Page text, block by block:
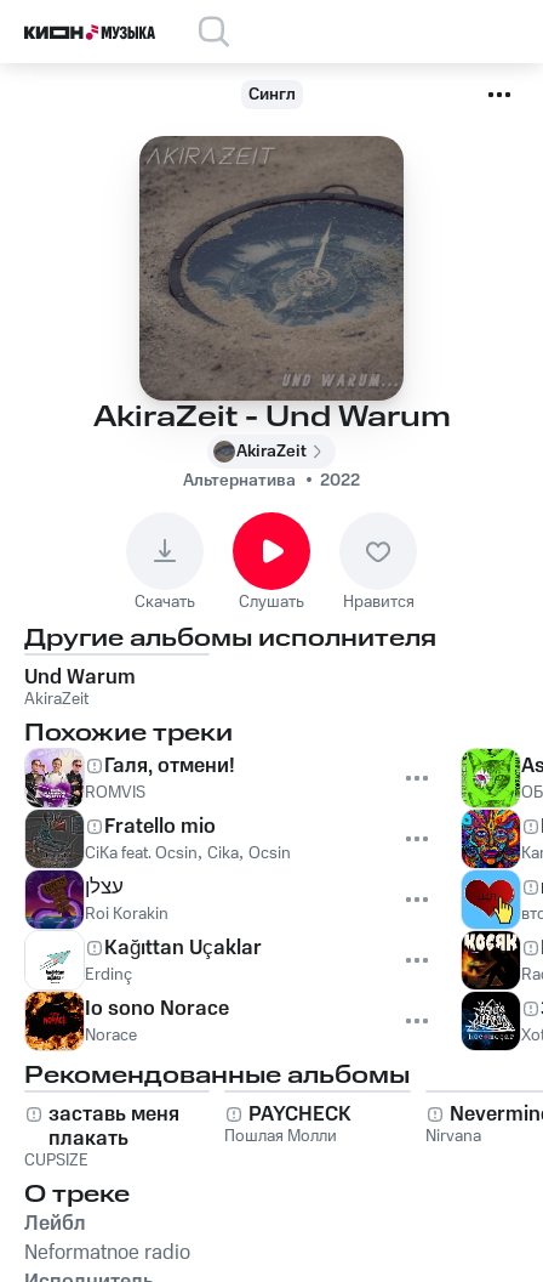
Сингл
AkiraZeit - Und Warum
AkiraZeit
Альтернатива
2022
Скачать Слушать Нравится
Другие альбомы исполнителя
Und Warum
AkiraZeit
Похожие треки
Галя, отмени!
ROMVIS
Fratello mio
CiKa feat. Ocsin, Cika, Ocsin
עצלן
Roi Korakin
Kağıttan Uçaklar
Erdinç
Io sono Norace
Norace
Рекомендованные альбомы
заставь меня
плакать
CUPSIZE
PAYCHECK
Пошлая Молли Nirvana
О треке
Лейбл
Neformatnoe radio